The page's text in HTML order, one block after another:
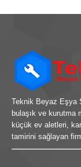
Teknik Beyaz Eşya
bulaşık ve kurutma
küçük ev aletleri,
tamirini sağlayan